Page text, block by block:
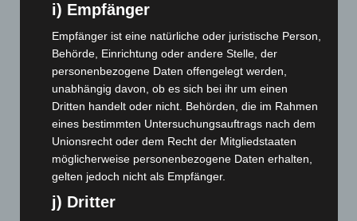
April 2024
(102)
März 2024(103)
Februar 2024(103)
Januar 2024(111)
Dezember 2023
(130)
November 2023(130)
Oktober 2023(114)
August 2023(134)
i) Empfänger
Empfänger ist eine natürliche oder juristische Person,
Behörde, Einrichtung oder andere Stelle, der
personenbezogene Daten offengelegt werden,
unabhängig davon, ob es sich bei ihr um einen
Dritten handelt oder nicht. Behörden, die im Rahmen
eines bestimmten Untersuchungsauftrags nach dem
Unionsrecht oder dem Recht der Mitgliedstaaten
möglicherweise personenbezogene Daten erhalten,
gelten jedoch nicht als Empfänger.
j) Dritter